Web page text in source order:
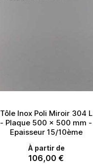
Tôle Inox Poli Miroir 304 L
- Plaque 500 x 500 mm -
Epaisseur 15/10ème
À partir de
Prix
106,00 €